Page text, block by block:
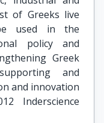
of Greeks live
used in the
policy and
Greek
and
and innovation
Inderscience